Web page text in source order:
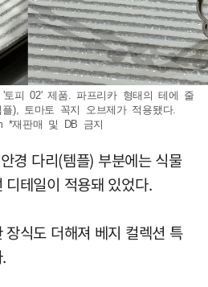
피 02' 제품. 파프리카 형태의 테에 줄
), 토마토 꼭지 오브제가 적용됐다.
*재판매 및 DB 금지
경 다리(템플) 부분에는 식물
테일이 적용돼 있었다.
식도 더해져 베지 컬렉션 특